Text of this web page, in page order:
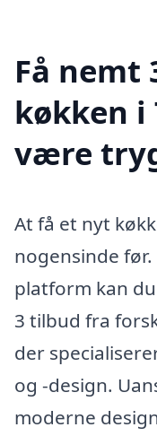
Få nemt
køkken i
være
At få et nyt
nogensinde
platform kan
3 tilbud fra
der
og -design.
moderne